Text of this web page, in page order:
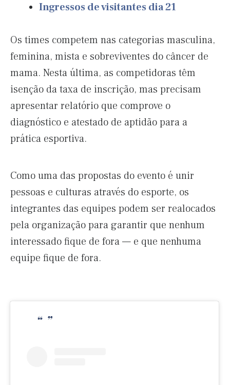
Ingressos de visitantes dia 21
Os times competem nas categorias masculina,
feminina, mista e sobreviventes do câncer de
mama. Nesta última, as competidoras têm
isenção da taxa de inscrição, mas precisam
apresentar relatório que comprove o
diagnóstico e atestado de aptidão para a
prática esportiva.
Como uma das propostas do evento é unir
pessoas e culturas através do esporte, os
integrantes das equipes podem ser realocados
pela organização para garantir que nenhum
interessado fique de fora — e que nenhuma
equipe fique de fora.